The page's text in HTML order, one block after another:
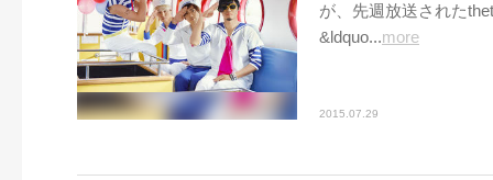
が、先週放送された
&ldquo...more
2015.07.29